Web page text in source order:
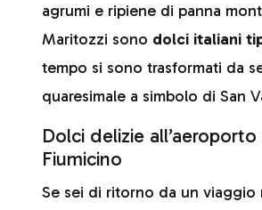
agrumi e ripiene di panna
Maritozzi sono dolci italiani
tempo si sono trasformati da
quaresimale a simbolo di San
Dolci delizie
Fiumicino
Se sei di ritorno da un viaggio